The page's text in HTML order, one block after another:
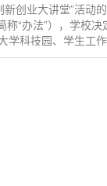
新创业大讲堂”活动
“办法”），学校
学科技园、学生工